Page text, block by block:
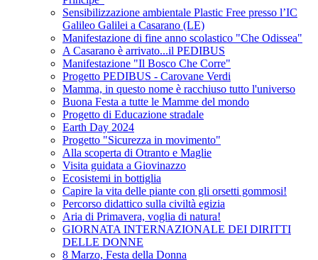
Sensibilizzazione ambientale Plastic Free presso l’IC
Galileo Galilei a Casarano (LE)
Manifestazione di fine anno scolastico "Che Odissea"
A Casarano è arrivato...il PEDIBUS
Manifestazione "Il Bosco Che Corre"
Progetto PEDIBUS - Carovane Verdi
Mamma, in questo nome è racchiuso tutto l'universo
Buona Festa a tutte le Mamme del mondo
Progetto di Educazione stradale
Earth Day 2024
Progetto "Sicurezza in movimento"
Alla scoperta di Otranto e Maglie
Visita guidata a Giovinazzo
Ecosistemi in bottiglia
Capire la vita delle piante con gli orsetti gommosi!
Percorso didattico sulla civiltà egizia
Aria di Primavera, voglia di natura!
GIORNATA INTERNAZIONALE DEI DIRITTI
DELLE DONNE
8 Marzo, Festa della Donna